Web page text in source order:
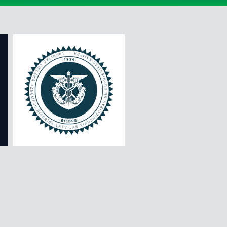
ĪPAŠĀ CENA
IZBAUDI EIROPU
IZZINOŠIE VELOPĀRGĀJIENI
KALNI LIELI, MAZI UN PĀRGĀJIENI
KRUĪZI
RĪGAS EKSKURSIJAS